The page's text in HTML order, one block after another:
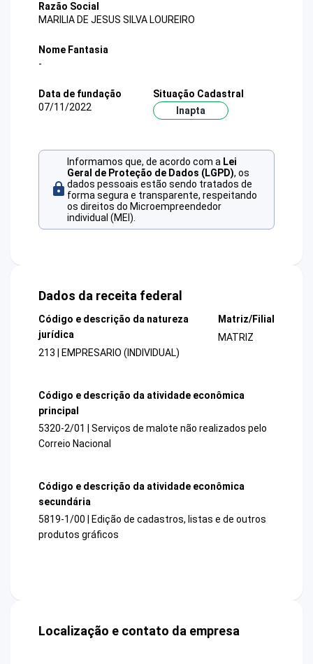
Razão Social
MARILIA DE JESUS SILVA LOUREIRO
Nome Fantasia
-
Data de fundação
07/11/2022
Situação Cadastral
Inapta
Informamos que, de acordo com a Lei
Geral de Proteção de Dados (LGPD), os
dados pessoais estão sendo tratados de
forma segura e transparente, respeitando
os direitos do Microempreendedor
individual (MEI).
Dados da receita federal
Código e descrição da natureza
jurídica
213 | EMPRESARIO (INDIVIDUAL)
Matriz/Filial
MATRIZ
Código e descrição da atividade econômica
principal
5320-2/01 | Serviços de malote não realizados pelo
Correio Nacional
Código e descrição da atividade econômica
secundária
5819-1/00 | Edição de cadastros, listas e de outros
produtos gráficos
Localização e contato da empresa